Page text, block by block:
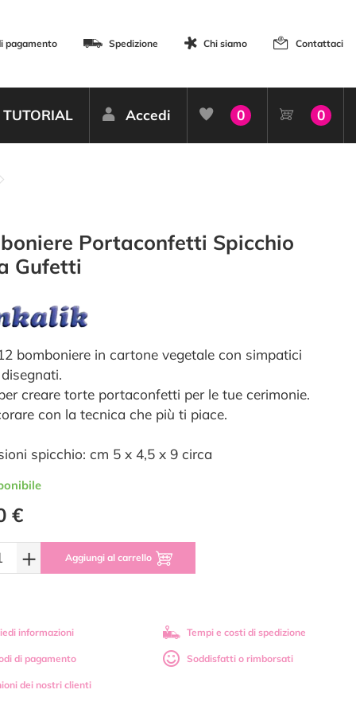
pagamento Spedizione Chi siamo Contattaci
TUTORIAL Accedi 0 0
Portaconfetti Spicchio
Gufetti
bomboniere in cartone vegetale con simpatici
creare torte portaconfetti per le tue cerimonie.
con la tecnica che più ti piace.
spicchio: cm 5 x 4,5 x 9 circa
€
+ Aggiungi al carrello
informazioni Tempi e costi di spedizione
di pagamento Soddisfatti o rimborsati
dei nostri clienti